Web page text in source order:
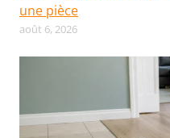
une pièce
août 6, 2026